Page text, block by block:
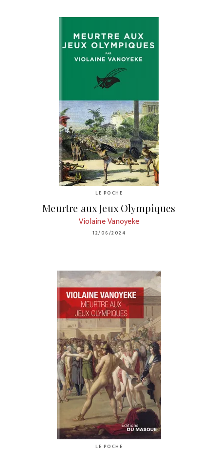
LE POCHE
Meurtre aux Jeux Olympiques
Violaine Vanoyeke
12/06/2024
LE POCHE